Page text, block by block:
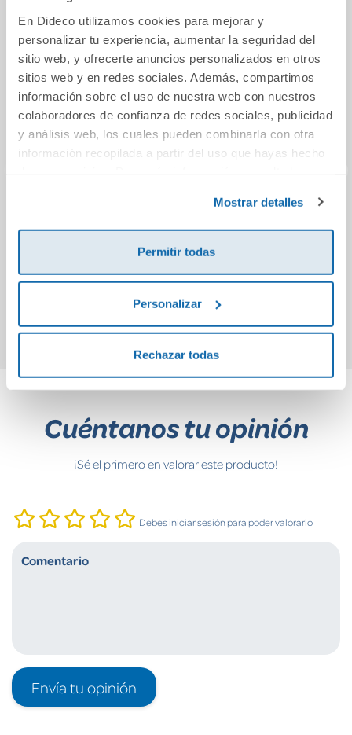
En Dideco utilizamos cookies para mejorar y
personalizar tu experiencia, aumentar la seguridad del
sitio web, y ofrecerte anuncios personalizados en otros
sitios web y en redes sociales. Además, compartimos
información sobre el uso de nuestra web con nuestros
colaboradores de confianza de redes sociales, publicidad
y análisis web, los cuales pueden combinarla con otra
información recopilada a partir del uso que hayas hecho
Mostrar detalles
Permitir todas
Personalizar
Rechazar todas
marionetas
14,96€
pienso en ti
11,95€
Comprar
Cuéntanos tu opinión
¡Sé el primero en valorar este producto!
Debes iniciar sesión para poder valorarlo
Envía tu opinión